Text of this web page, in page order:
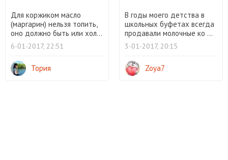
Для коржиком масло
(маргарин) нельзя топить,
оно должно быть или хол...
6-01-2017, 22:51
Тория
В годы моего детства в
школьных буфетах всегда
продавали молочные ко ...
3-01-2017, 20:15
Zoya7